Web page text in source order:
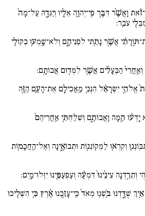
וַֽאֲשֶׁ֨ר דִּבֶּ֧ר פִּֽי־יְהֹוָ֛ה אֵלָ֖יו וְיַגִּדָ֑הּ עַל־מָה֙
עֹבֵֽר:
אֲשֶׁ֥ר נָתַ֖תִּי לִפְנֵיהֶ֑ם וְלֹא־שָֽׁמְע֥וּ בְקוֹלִ֖י
וְאַֽחֲרֵי֙ הַבְּעָלִ֔ים אֲשֶׁ֥ר לִמְּד֖וּם אֲבוֹתָֽם:
אֱלֹהֵ֣י יִשְׂרָאֵ֔ל הִנְנִ֧י מַֽאֲכִילָ֛ם אֶת־הָעָ֥ם הַזֶּ֖ה
יָֽדְע֔וּ הֵ֖מָּה וַֽאֲבוֹתָ֑ם וְשִׁלַּחְתִּ֚י אַֽחֲרֵיהֶם֙
וְקִרְא֥וּ לַמְקֽוֹנְנ֖וֹת וּתְבוֹאֶ֑ינָה וְאֶל־הַֽחֲכָמ֥וֹת
וְתֵרַ֚דְנָה עֵינֵ֙ינוּ֙ דִּמְעָ֔ה וְעַפְעַפֵּ֖ינוּ יִזְּלוּ־מָֽיִם:
שֻׁדָּ֑דְנוּ בֹּ֚שְׁנֽוּ מְאֹד֙ כִּֽי־עָזַ֣בְנוּ אָ֔רֶץ כִּ֥י הִשְׁלִ֖יכוּ